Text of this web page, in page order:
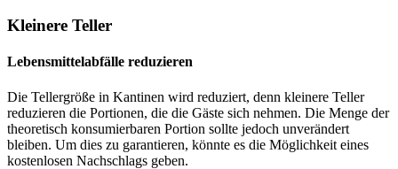
Kleinere Teller
Lebensmittelabfälle reduzieren
Die Tellergröße in Kantinen wird reduziert, denn kleinere Teller
reduzieren die Portionen, die die Gäste sich nehmen. Die Menge der
theoretisch konsumierbaren Portion sollte jedoch unverändert
bleiben. Um dies zu garantieren, könnte es die Möglichkeit eines
kostenlosen Nachschlags geben.